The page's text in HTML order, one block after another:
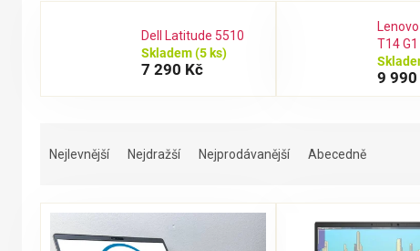
Dell Latitude 5510
Skladem(5 ks)
7 290 Kč
T14 G1
9 990
Nejlevnější Nejdražší Nejprodávanější Abecedně